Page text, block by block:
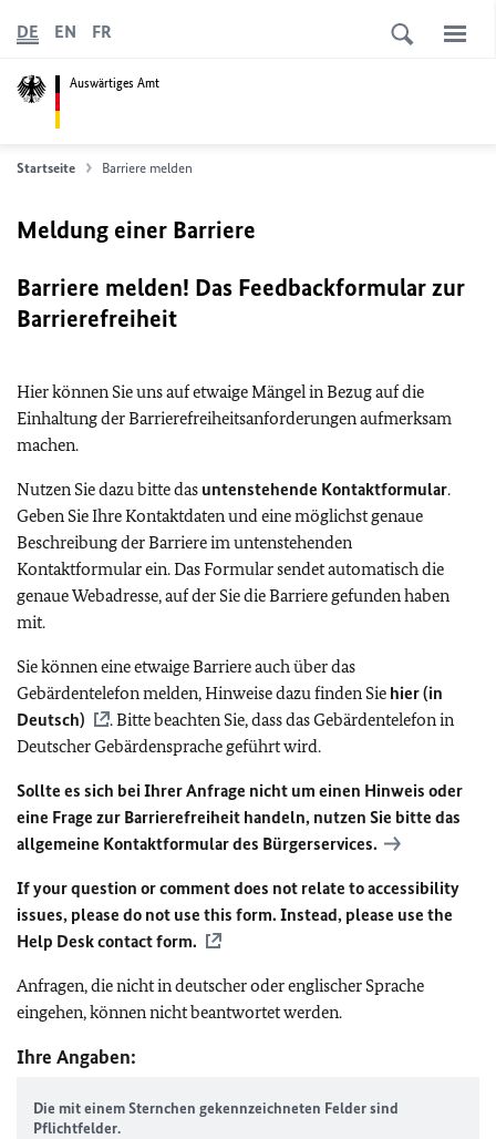
Auswärtiges Amt
DE EN FR
Startseite Barriere melden
Meldung einer Barriere
Barriere melden! Das Feedbackformular zur
Barrierefreiheit
Hier können Sie uns auf etwaige Mängel in Bezug auf die
Einhaltung der Barrierefreiheitsanforderungen aufmerksam
machen.
Nutzen Sie dazu bitte das untenstehende Kontaktformular.
Geben Sie Ihre Kontaktdaten und eine möglichst genaue
Beschreibung der Barriere im untenstehenden
Kontaktformular ein. Das Formular sendet automatisch die
genaue Webadresse, auf der Sie die Barriere gefunden haben
mit.
Sie können eine etwaige Barriere auch über das
Gebärdentelefon melden, Hinweise dazu finden Sie hier (in
Deutsch)
. Bitte beachten Sie, dass das Gebärdentelefon in
Deutscher Gebärdensprache geführt wird.
Sollte es sich bei Ihrer Anfrage nicht um einen Hinweis oder
eine Frage zur Barrierefreiheit handeln, nutzen Sie bitte das
allgemeine Kontaktformular des Bürgerservices.
If your question or comment does not relate to accessibility
issues, please do not use this form. Instead, please use the
Help Desk contact form.
Anfragen, die nicht in deutscher oder englischer Sprache
eingehen, können nicht beantwortet werden.
Ihre Angaben:
Die mit einem Sternchen gekennzeichneten Felder sind
Pflichtfelder.